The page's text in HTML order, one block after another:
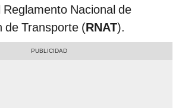
Nacional de
de Transporte (RNAT).